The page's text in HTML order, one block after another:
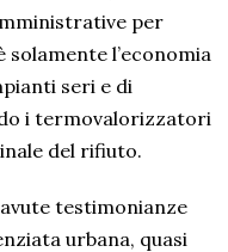
per
solamente l’economia
seri e di
i termovalorizzatori
del rifiuto.
testimonianze
urbana, quasi